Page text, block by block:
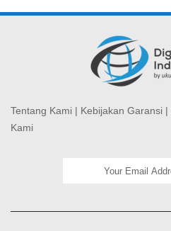
Tentang Kami | Kebijakan Garansi |
Kami